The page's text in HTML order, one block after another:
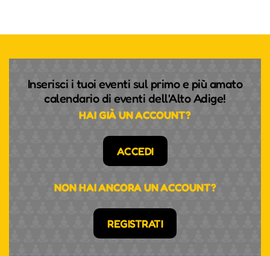
Inserisci i tuoi eventi sul primo e più amato
calendario di eventi dell'Alto Adige!
HAI GIÀ UN ACCOUNT?
ACCEDI
NON HAI ANCORA UN ACCOUNT?
REGISTRATI